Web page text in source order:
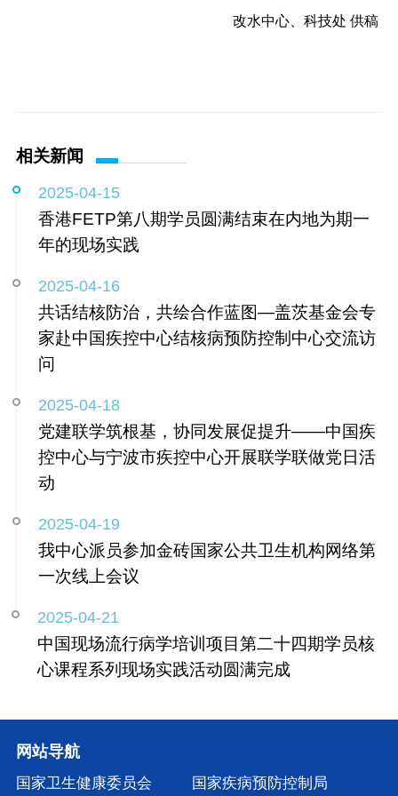
改水中心、科技处 供稿
相关新闻
2025-04-15
香港FETP第八期学员圆满结束在内地为期一
年的现场实践
2025-04-16
共话结核防治，共绘合作蓝图—盖茨基金会专
家赴中国疾控中心结核病预防控制中心交流访
问
2025-04-18
党建联学筑根基，协同发展促提升——中国疾
控中心与宁波市疾控中心开展联学联做党日活
动
2025-04-19
我中心派员参加金砖国家公共卫生机构网络第
一次线上会议
2025-04-21
中国现场流行病学培训项目第二十四期学员核
心课程系列现场实践活动圆满完成
网站导航
国家卫生健康委员会 国家疾病预防控制局